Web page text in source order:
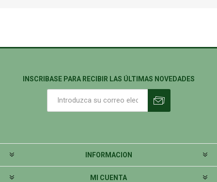
INSCRIBASE PARA RECIBIR LAS ÚLTIMAS NOVEDADES
INFORMACION
MI CUENTA